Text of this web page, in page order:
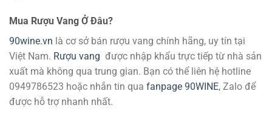
Mua Rượu Vang Ở Đâu?
90wine.vn là cơ sở bán rượu vang chính hãng, uy tín tại
Việt Nam. Rượu vang được nhập khẩu trực tiếp từ nhà sản
xuất mà không qua trung gian. Bạn có thể liên hệ hotline
0949786523 hoặc nhắn tin qua fanpage 90WINE, Zalo để
được hỗ trợ nhanh nhất.